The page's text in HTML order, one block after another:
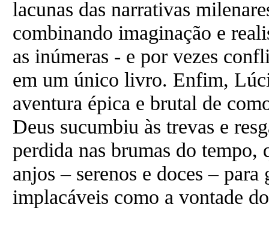
lacunas das narrativas
combinando imaginação e
as inúmeras - e por vezes
em um único livro. Enfim,
aventura épica e brutal de
Deus sucumbiu às trevas e
perdida nas brumas do tempo,
anjos – serenos e doces –
implacáveis como a vontade